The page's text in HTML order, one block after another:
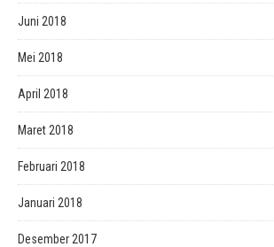
Juni 2018
Mei 2018
April 2018
Maret 2018
Februari 2018
Januari 2018
Desember 2017